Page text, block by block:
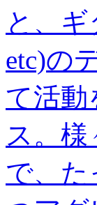
と、ギ
etc)の
て活動
ス。
で、た